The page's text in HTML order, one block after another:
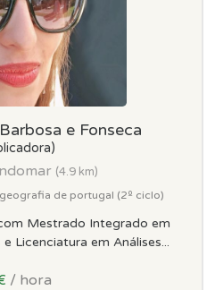
e Fonseca
(4.9 km)
de portugal (2º ciclo)
Mestrado Integrado em
Licenciatura em Análises...
/ hora